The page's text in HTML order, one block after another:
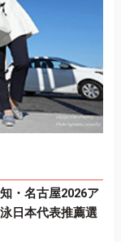
・名古屋2026ア
日本代表推薦選